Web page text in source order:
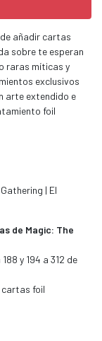
añadir cartas
sobre te esperan
raras míticas y
exclusivos
arte extendido e
foil
| El
de Magic: The
y 194 a 312 de
cartas foil